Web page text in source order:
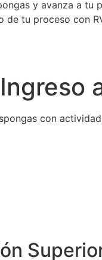
y avanza a
tu proceso con
con